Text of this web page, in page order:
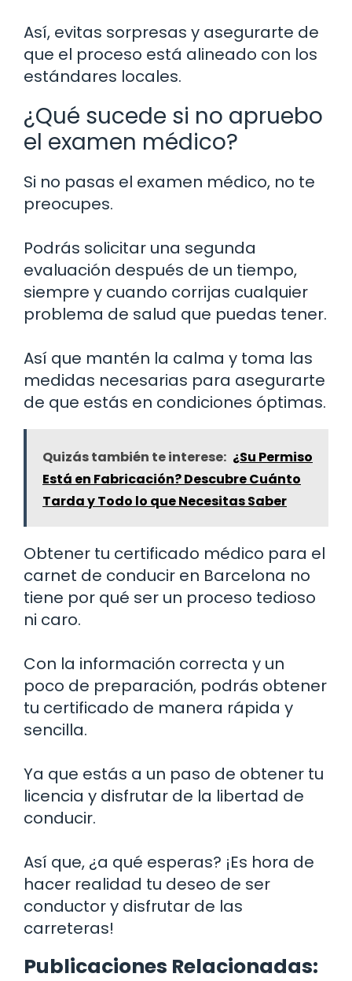
Así, evitas sorpresas y asegurarte de
que el proceso está alineado con los
estándares locales.
¿Qué sucede si no apruebo
el examen médico?
Si no pasas el examen médico, no te
preocupes.
Podrás solicitar una segunda
evaluación después de un tiempo,
siempre y cuando corrijas cualquier
problema de salud que puedas tener.
Así que mantén la calma y toma las
medidas necesarias para asegurarte
de que estás en condiciones óptimas.
Quizás también te interese: ¿Su Permiso
Está en Fabricación? Descubre Cuánto
Tarda y Todo lo que Necesitas Saber
Obtener tu certificado médico para el
carnet de conducir en Barcelona no
tiene por qué ser un proceso tedioso
ni caro.
Con la información correcta y un
poco de preparación, podrás obtener
tu certificado de manera rápida y
sencilla.
Ya que estás a un paso de obtener tu
licencia y disfrutar de la libertad de
conducir.
Así que, ¿a qué esperas? ¡Es hora de
hacer realidad tu deseo de ser
conductor y disfrutar de las
carreteras!
Publicaciones Relacionadas: